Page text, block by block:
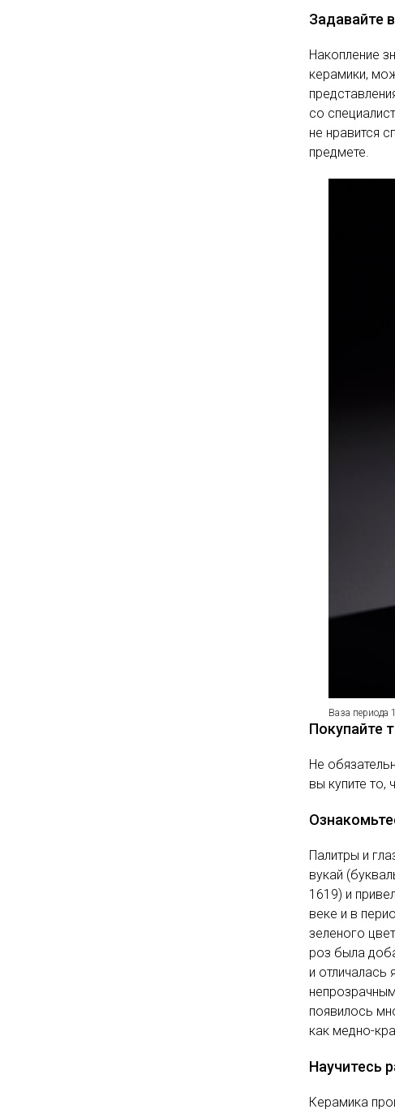
Задавайте
Накопление
керамики,
со
не нравится
предмете.
Ваза периода
Покупайте
Не
вы купите то,
Палитры и
вукай
1619) и
веке и в
зеленого
роз была
и
появилось
как медно-
Научитесь
Керамика